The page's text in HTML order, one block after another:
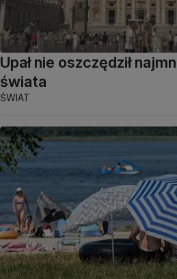
Upał nie oszczędził
świata
ŚWIAT